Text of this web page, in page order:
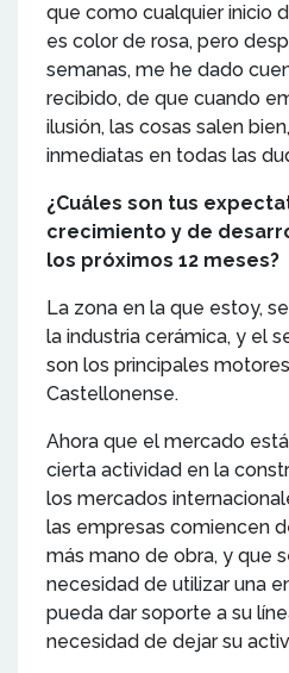
que como cualquier inicio
es color de rosa, pero
semanas, me he dado
recibido, de que cuando
ilusión, las cosas salen
inmediatas en todas las
¿Cuáles son tus
crecimiento y de
los próximos 12 meses?
La zona en la que estoy,
la industria cerámica, y el
son los principales
Castellonense.
Ahora que el mercado
cierta actividad en la
los mercados
las empresas comiencen
más mano de obra, y que
necesidad de utilizar una
pueda dar soporte a su
necesidad de dejar su